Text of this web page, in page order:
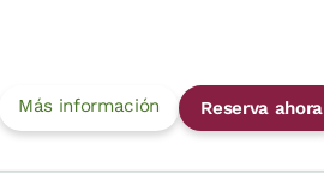
Más información Reserva ahora